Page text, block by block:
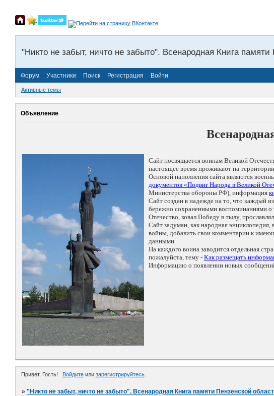
"Никто не забыт, ничто не забыто". Всенародная Книга памяти
Форум Участники Поиск Регистрация Войти
Активные темы
Объявление
Сайт посвящается воинам Великой
настоящее время проживают на
Основой наполнения сайта являются
документов «Подвиг Народа в Великой
Министерства обороны РФ), информация
Сайт создан в надежде на то, что каждый
бережно сохраненными воспоминаниями о
Отечество, ковал Победу в тылу,
Сайт задуман, как народная
войны, добавить свои комментарии к
данными.
На каждого воина заводится отдельная
пожалуйста, тему - Как размещать
Информацию о появлении новых
Привет, Гость! Войдитеили зарегистрируйтесь.
»"Никто не забыт, ничто не забыто". Всенародная Книга памяти Пензенской